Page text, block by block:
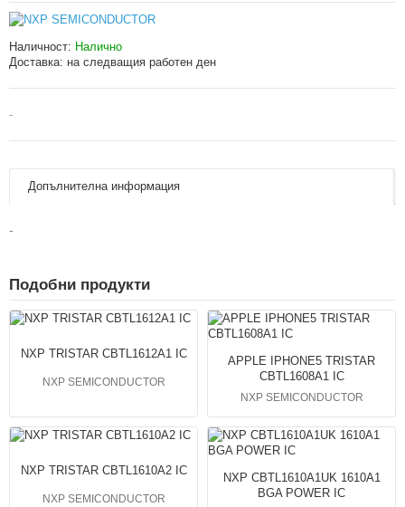
Наличност: Налично
Доставка: на следващия работен ден
-
Допълнителна информация
-
Подобни продукти
NXP TRISTAR CBTL1612A1 IC
NXP SEMICONDUCTOR
APPLE IPHONE5 TRISTAR
CBTL1608A1 IC
NXP SEMICONDUCTOR
NXP TRISTAR CBTL1610A2 IC
NXP SEMICONDUCTOR
NXP CBTL1610A1UK 1610A1
BGA POWER IC